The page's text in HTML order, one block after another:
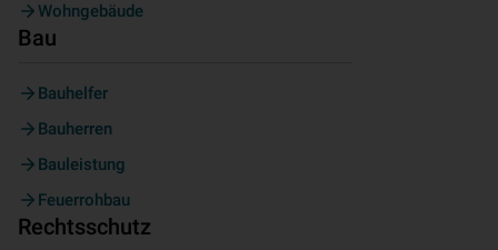
Wohngebäude
Bau
Bauhelfer
Bauherren
Bauleistung
Feuerrohbau
Rechtsschutz